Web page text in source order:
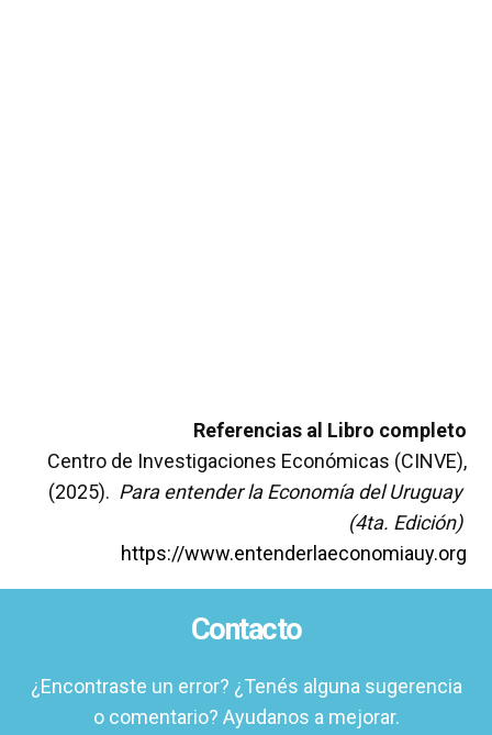
Referencias al Libro completo
Centro de Investigaciones Económicas (CINVE),
(2025). Para entender la Economía del Uruguay
(4ta. Edición)
https://www.entenderlaeconomiauy.org
Contacto
¿Encontraste un error? ¿Tenés alguna sugerencia
o comentario? Ayudanos a mejorar.